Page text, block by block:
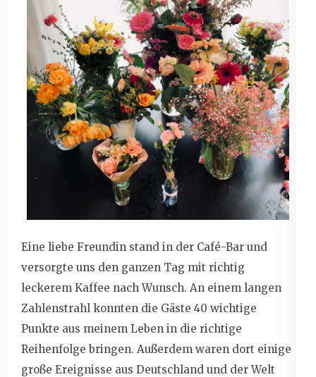
Eine liebe Freundin stand in der Café-Bar und
versorgte uns den ganzen Tag mit richtig
leckerem Kaffee nach Wunsch. An einem langen
Zahlenstrahl konnten die Gäste 40 wichtige
Punkte aus meinem Leben in die richtige
Reihenfolge bringen. Außerdem waren dort einige
große Ereignisse aus Deutschland und der Welt